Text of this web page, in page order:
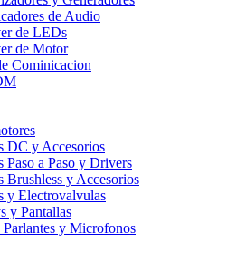
de Audio
de LEDs
de Motor
Cominicacion
DC y Accesorios
Paso a Paso y Drivers
Brushless y Accesorios
y Electrovalvulas
y Pantallas
Parlantes y Microfonos